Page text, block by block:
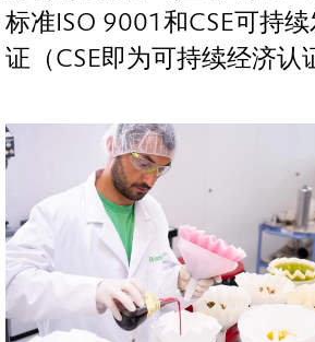
标准ISO 9001和CSE可持
证（CSE即为可持续经济认